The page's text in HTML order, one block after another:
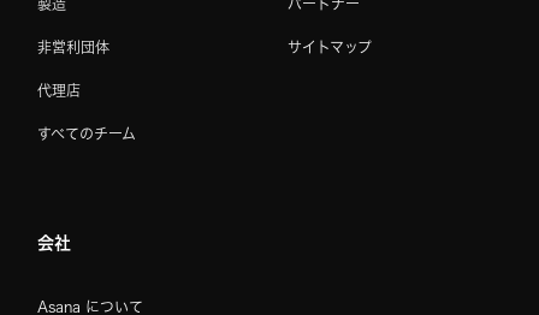
製造
非営利団体
代理店
すべてのチーム
パートナー
サイトマップ
会社
Asana について